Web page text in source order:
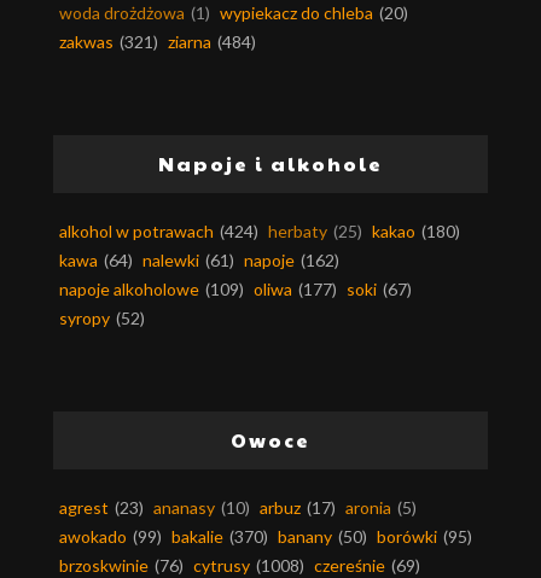
woda drożdżowa (1) wypiekacz do chleba (20)
zakwas (321) ziarna (484)
Napoje i alkohole
alkohol w potrawach (424) herbaty (25) kakao (180)
kawa (64) nalewki (61) napoje (162)
napoje alkoholowe (109) oliwa (177) soki (67)
syropy (52)
Owoce
agrest (23) ananasy (10) arbuz (17) aronia (5)
awokado (99) bakalie (370) banany (50) borówki (95)
brzoskwinie (76) cytrusy (1008) czereśnie (69)